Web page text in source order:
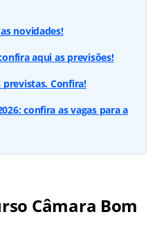
novidades!
aqui as previsões!
previstas. Confira!
confira as vagas para a
Câmara Bom